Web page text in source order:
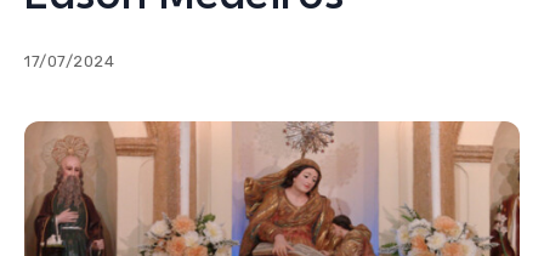
17/07/2024